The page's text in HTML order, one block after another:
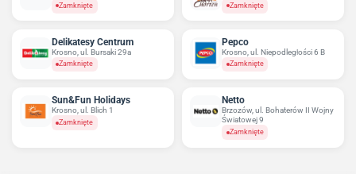
Zamknięte Zamknięte
Delikatesy Centrum
Krosno, ul. Bursaki 29a
Zamknięte
Pepco
Krosno, ul. Niepodległości 6 B
Zamknięte
Sun&Fun Holidays
Krosno, ul. Blich 1
Zamknięte
Netto
Brzozów, ul. Bohaterów II Wojny
Światowej 9
Zamknięte